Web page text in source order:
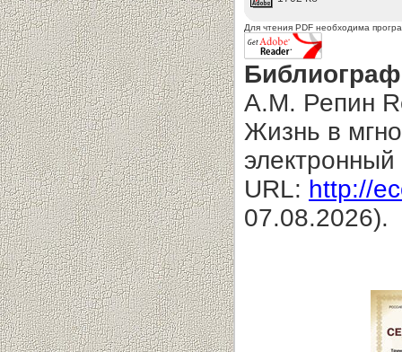
Для чтения PDF необходима
А.М. Репин
Жизнь в
URL: http://
07.08.2026).